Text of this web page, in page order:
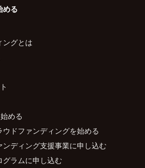
める
ングとは
める
ドファンディングを始める
ディング支援事業に申し込む
グラムに申し込む